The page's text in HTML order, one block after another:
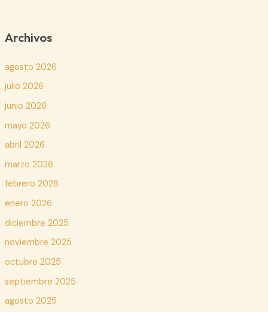
Archivos
agosto 2026
julio 2026
junio 2026
mayo 2026
abril 2026
marzo 2026
febrero 2026
enero 2026
diciembre 2025
noviembre 2025
octubre 2025
septiembre 2025
agosto 2025